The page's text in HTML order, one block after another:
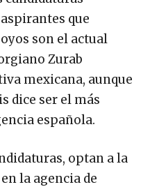
que
son el actual
Zurab
mexicana, aunque
dice ser el más
española.
optan a la
la agencia de